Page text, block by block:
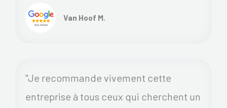
Van Hoof M.
"Je recommande vivement cette
entreprise à tous ceux qui cherchent un